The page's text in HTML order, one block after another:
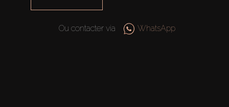
Ou contacter via WhatsApp